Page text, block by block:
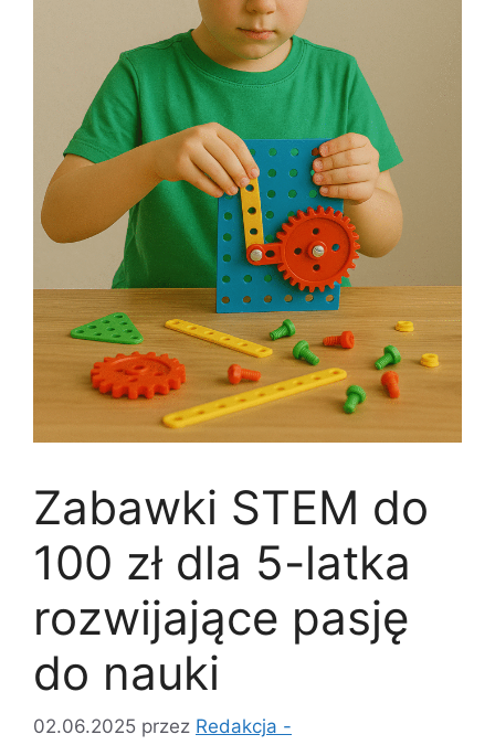
Zabawki STEM do
100 zł dla 5-latka
rozwijające pasję
do nauki
02.06.2025 przez Redakcja -